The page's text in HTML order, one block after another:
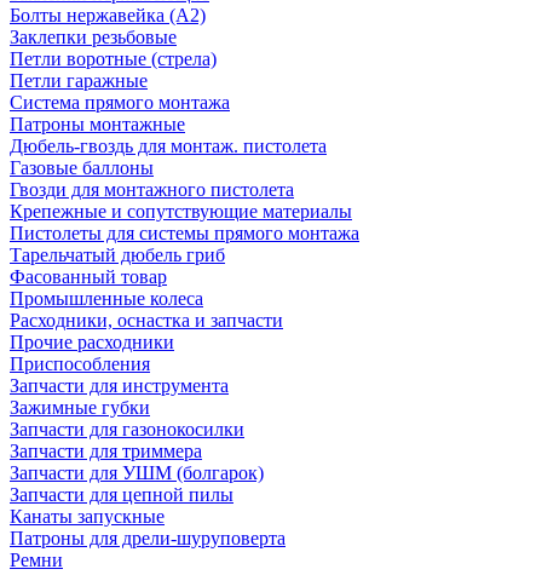
Болты нержавейка (А2)
Заклепки резьбовые
Петли воротные (стрела)
Петли гаражные
Система прямого монтажа
Патроны монтажные
Дюбель-гвоздь для монтаж. пистолета
Газовые баллоны
Гвозди для монтажного пистолета
Крепежные и сопутствующие материалы
Пистолеты для системы прямого монтажа
Тарельчатый дюбель гриб
Фасованный товар
Промышленные колеса
Расходники, оснастка и запчасти
Прочие расходники
Приспособления
Запчасти для инструмента
Зажимные губки
Запчасти для газонокосилки
Запчасти для триммера
Запчасти для УШМ (болгарок)
Запчасти для цепной пилы
Канаты запускные
Патроны для дрели-шуруповерта
Ремни